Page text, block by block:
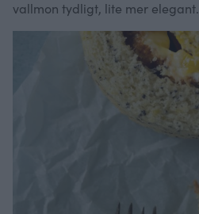
vallmon tydligt, lite mer elegant.